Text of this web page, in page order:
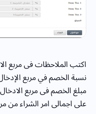
اكتب الملاحظات فى مربع
نسبة الخصم في مربع
مبلغ الخصم فى مربع
على اجمالى امر الشراء من